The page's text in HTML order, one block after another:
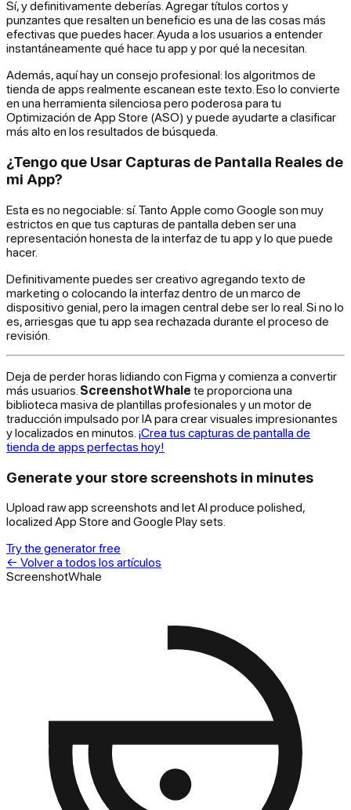
Sí, y definitivamente deberías. Agregar títulos cortos y
punzantes que resalten un beneficio es una de las cosas más
efectivas que puedes hacer. Ayuda a los usuarios a entender
instantáneamente qué hace tu app y por qué la necesitan.
Además, aquí hay un consejo profesional: los algoritmos de
tienda de apps realmente escanean este texto. Eso lo convierte
en una herramienta silenciosa pero poderosa para tu
Optimización de App Store (ASO) y puede ayudarte a clasificar
más alto en los resultados de búsqueda.
¿Tengo que Usar Capturas de Pantalla Reales de
mi App?
Esta es no negociable: sí. Tanto Apple como Google son muy
estrictos en que tus capturas de pantalla deben ser una
representación honesta de la interfaz de tu app y lo que puede
hacer.
Definitivamente puedes ser creativo agregando texto de
marketing o colocando la interfaz dentro de un marco de
dispositivo genial, pero la imagen central debe ser lo real. Si no lo
es, arriesgas que tu app sea rechazada durante el proceso de
revisión.
Deja de perder horas lidiando con Figma y comienza a convertir
más usuarios. ScreenshotWhale te proporciona una
biblioteca masiva de plantillas profesionales y un motor de
traducción impulsado por IA para crear visuales impresionantes
y localizados en minutos. ¡Crea tus capturas de pantalla de
tienda de apps perfectas hoy!
Generate your store screenshots in minutes
Upload raw app screenshots and let AI produce polished,
localized App Store and Google Play sets.
Try the generator free
← Volver a todos los artículos
ScreenshotWhale